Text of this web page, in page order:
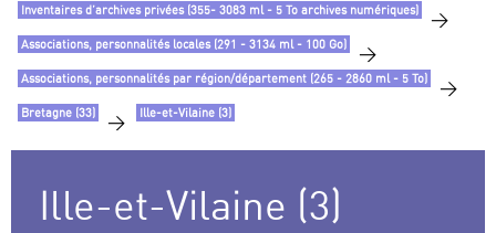
Inventaires d’archives privées (355- 3083 ml - 5 To archives numériques) >
Associations, personnalités locales (291 - 3134 ml - 100 Go) >
Associations, personnalités par région/département (265 - 2860 ml - 5 To) >
Bretagne (33) > Ille-et-Vilaine (3)
Ille-et-Vilaine (3)